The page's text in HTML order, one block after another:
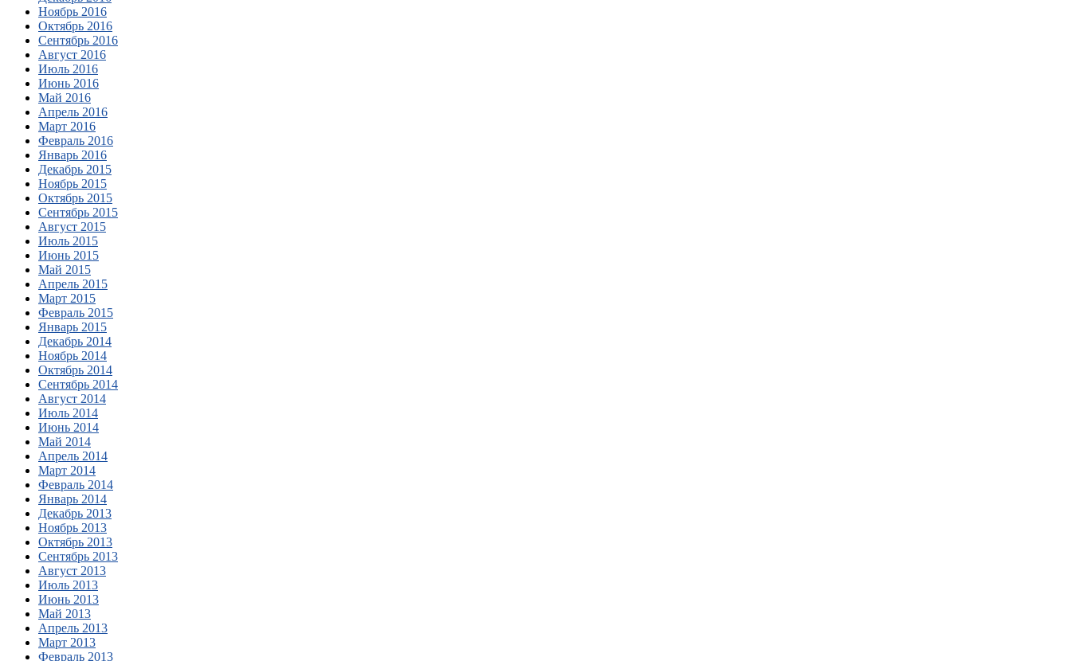
Ноябрь 2016
Октябрь 2016
Сентябрь 2016
Август 2016
Июль 2016
Июнь 2016
Май 2016
Апрель 2016
Март 2016
Февраль 2016
Январь 2016
Декабрь 2015
Ноябрь 2015
Октябрь 2015
Сентябрь 2015
Август 2015
Июль 2015
Июнь 2015
Май 2015
Апрель 2015
Март 2015
Февраль 2015
Январь 2015
Декабрь 2014
Ноябрь 2014
Октябрь 2014
Сентябрь 2014
Август 2014
Июль 2014
Июнь 2014
Май 2014
Апрель 2014
Март 2014
Февраль 2014
Январь 2014
Декабрь 2013
Ноябрь 2013
Октябрь 2013
Сентябрь 2013
Август 2013
Июль 2013
Июнь 2013
Май 2013
Апрель 2013
Март 2013
Февраль 2013